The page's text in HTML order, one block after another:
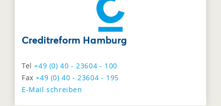
Creditreform Hamburg
Tel+49 (0) 40 - 23604 - 100
Fax+49 (0) 40 - 23604 - 195
E-Mail schreiben